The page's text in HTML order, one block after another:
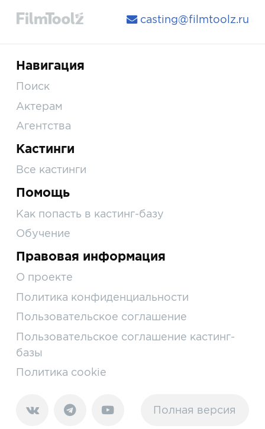
casting@filmtoolz.ru
Навигация
Поиск
Актерам
Агентства
Кастинги
Все кастинги
Помощь
Как попасть в кастинг-базу
Обучение
Правовая информация
О проекте
Политика конфиденциальности
Пользовательское соглашение
Пользовательское соглашение кастинг-
базы
Политика cookie
Полная версия